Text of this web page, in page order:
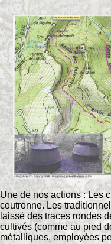
Une de nos actions : Les
coutronne. Les
laissé des traces rondes
cultivés (comme au pied
métalliques, employées